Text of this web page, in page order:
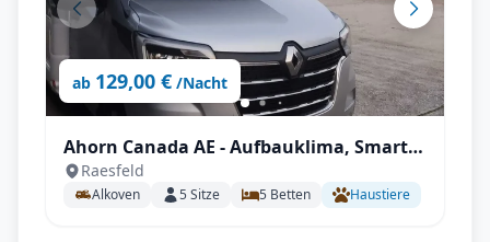
ab 129,00 € /Nacht
Ahorn Canada AE - Aufbauklima, Smart-
TV, Wechselrichter, Autark mit All-
inklusive Paket
Raesfeld
Alkoven 5Sitze 5 Betten Haustiere